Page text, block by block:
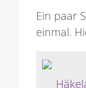
Ein paar
einmal.